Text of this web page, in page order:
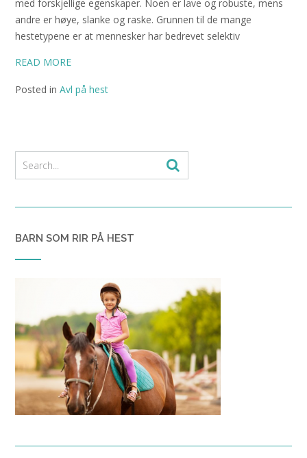
med forskjellige egenskaper. Noen er lave og robuste, mens
andre er høye, slanke og raske. Grunnen til de mange
hestetypene er at mennesker har bedrevet selektiv
READ MORE
Posted in Avl på hest
BARN SOM RIR PÅ HEST